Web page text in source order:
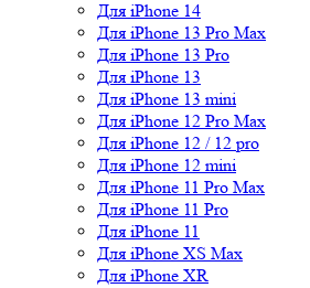
Для iPhone 14
Для iPhone 13 Pro Max
Для iPhone 13 Pro
Для iPhone 13
Для iPhone 13 mini
Для iPhone 12 Pro Max
Для iPhone 12 / 12 pro
Для iPhone 12 mini
Для iPhone 11 Pro Max
Для iPhone 11 Pro
Для iPhone 11
Для iPhone XS Max
Для iPhone XR